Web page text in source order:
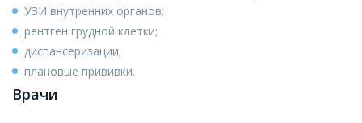
УЗИ внутренних органов;
рентген грудной клетки;
диспансеризации;
плановые прививки.
Врачи